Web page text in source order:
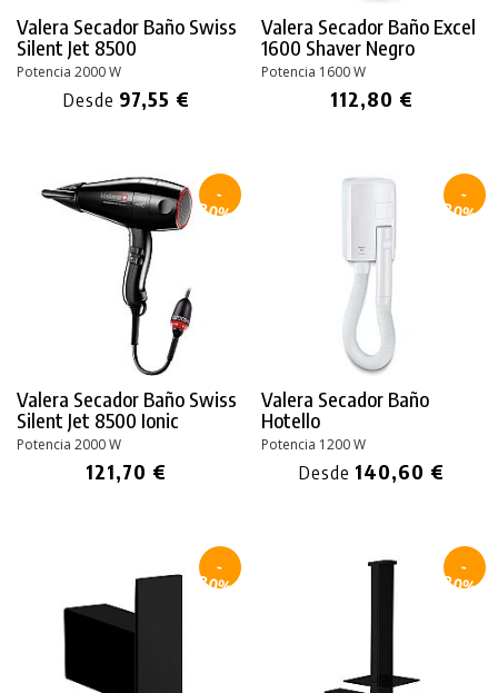
Valera Secador Baño Swiss
Silent Jet 8500
Potencia 2000 W
Desde 97,55 €
Valera Secador Baño Excel
1600 Shaver Negro
Potencia 1600 W
112,80 €
-
30%
Valera Secador Baño Swiss
Silent Jet 8500 Ionic
Potencia 2000 W
121,70 €
-
30%
Valera Secador Baño
Hotello
Potencia 1200 W
Desde 140,60 €
-
30%
-
30%